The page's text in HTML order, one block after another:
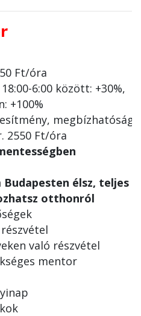
Ft/óra
6:00 között: +30%,
+100%
megbízhatóság
2550 Ft/óra
Budapesten élsz, teljes
otthonról
való részvétel
mentor